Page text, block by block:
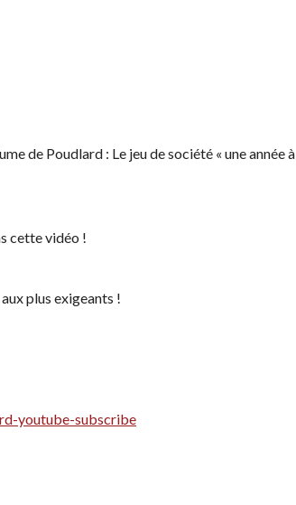
de Poudlard : Le jeu de société « une année à
cette vidéo !
plus exigeants !
youtube-subscribe